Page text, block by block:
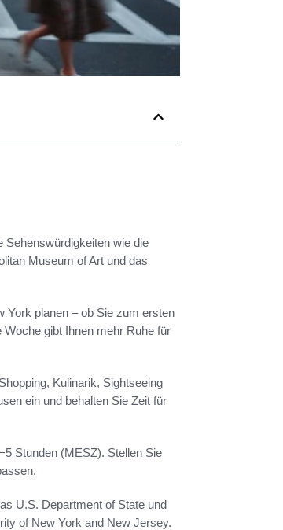
Sehenswürdigkeiten wie die
Museum of Art und das
York planen – ob Sie zum ersten
gibt Ihnen mehr Ruhe für
Kulinarik, Sightseeing
ein und behalten Sie Zeit für
Stunden (MESZ). Stellen Sie
U.S. Department of State und
of New York and New Jersey.